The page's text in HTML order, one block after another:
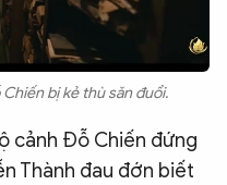
bị kẻ thù săn đuổi.
cảnh Đỗ Chiến đứng
Thành đau đớn biết